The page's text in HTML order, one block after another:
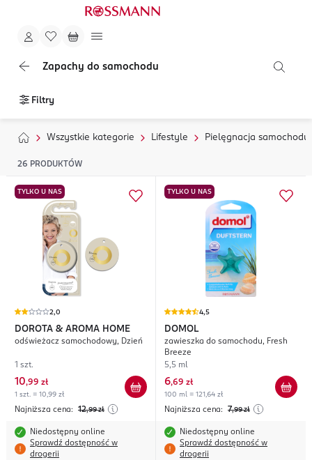
Zapachy do samochodu
Filtry
Wszystkie kategorie Lifestyle Pielęgnacja samochodu
26 PRODUKTÓW
TYLKO U NAS
2,0
DOROTA & AROMA HOME
odświeżacz samochodowy, Dzień
1 szt.
10,99 zł
1 szt. = 10,99 zł
Najniższa cena: 12,99 zł
Niedostępny online
Sprawdź dostępność w
drogerii
TYLKO U NAS
4,5
DOMOL
zawieszka do samochodu, Fresh
Breeze
5,5 ml
6,69 zł
100 ml = 121,64 zł
Najniższa cena: 7,99 zł
Niedostępny online
Sprawdź dostępność w
drogerii